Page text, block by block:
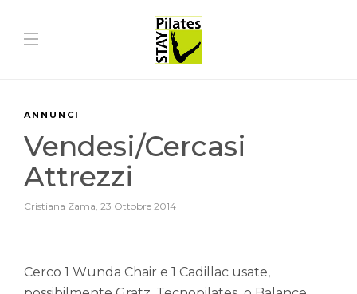
ANNUNCI
Vendesi/Cercasi
Attrezzi
Cristiana Zama, 23 Ottobre 2014
Cerco 1 Wunda Chair e 1 Cadillac usate,